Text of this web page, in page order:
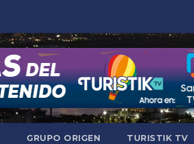
GRUPO ORIGEN TURISTIK TV